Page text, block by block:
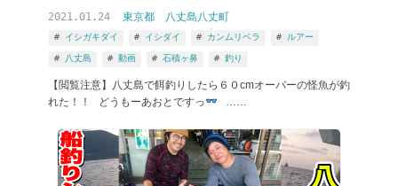
2021.01.24 東京都 八丈島八丈町
イシガキダイ イシダイ カンムリベラ ルアー
八丈島 動画 石積ヶ鼻 釣り
【閲覧注意】八丈島で餌釣りしたら６０cmオーバーの怪魚が釣
れた！！ どうもーあおとですっ
……